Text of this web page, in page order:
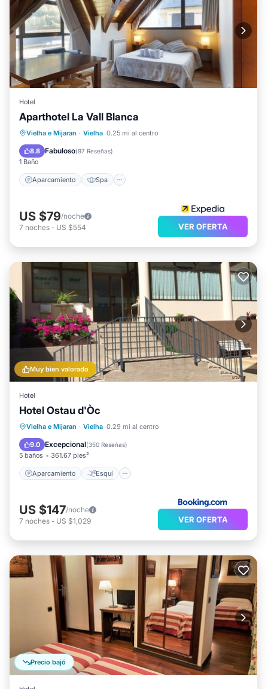
Hotel
Aparthotel La Vall Blanca
Vielha e Mijaran · Vielha 0.25 mi al centro
8.8 Fabuloso(97 Reseñas)
1 Baño
Aparcamiento Spa
Aparcamiento Spa
Balcón/Terraza
US $79/noche
7 noches - US $554 VER OFERTA
Muy bien valorado
Hotel
Hotel Ostau d'Òc
Vielha e Mijaran · Vielha 0.29 mi al centro
9.0 Excepcional(350 Reseñas)
5 baños 361.67 pies²
Aparcamiento Esquí
Aparcamiento
Esquí
Balcón/Terraza
US $147/noche
7 noches - US $1,029 VER OFERTA
Precio bajó